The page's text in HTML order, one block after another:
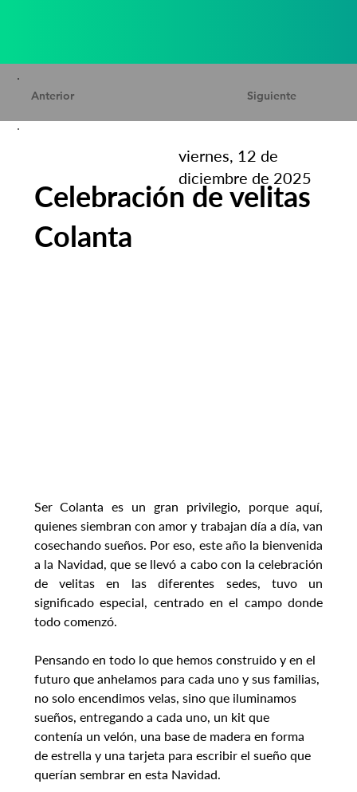
Siguiente
Anterior
viernes, 12 de
diciembre de 2025
Celebración de velitas
Colanta
Ser Colanta es un gran privilegio, porque aquí,
quienes siembran con amor y trabajan día a día, van
cosechando sueños. Por eso, este año la bienvenida
a la Navidad, que se llevó a cabo con la celebración
de velitas en las diferentes sedes, tuvo un
significado especial, centrado en el campo donde
todo comenzó.
Pensando en todo lo que hemos construido y en el
futuro que anhelamos para cada uno y sus familias,
no solo encendimos velas, sino que iluminamos
sueños, entregando a cada uno, un kit que
contenía un velón, una base de madera en forma
de estrella y una tarjeta para escribir el sueño que
querían sembrar en esta Navidad.